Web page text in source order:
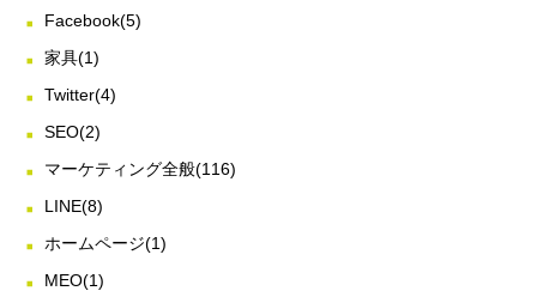
Facebook(5)
家具(1)
Twitter(4)
SEO(2)
マーケティング全般(116)
LINE(8)
ホームページ(1)
MEO(1)